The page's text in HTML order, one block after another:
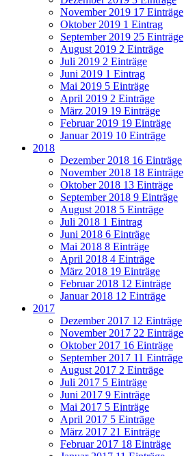
November 2019 17 Einträge
Oktober 2019 1 Eintrag
September 2019 25 Einträge
August 2019 2 Einträge
Juli 2019 2 Einträge
Juni 2019 1 Eintrag
Mai 2019 5 Einträge
April 2019 2 Einträge
März 2019 19 Einträge
Februar 2019 19 Einträge
Januar 2019 10 Einträge
2018
Dezember 2018 16 Einträge
November 2018 18 Einträge
Oktober 2018 13 Einträge
September 2018 9 Einträge
August 2018 5 Einträge
Juli 2018 1 Eintrag
Juni 2018 6 Einträge
Mai 2018 8 Einträge
April 2018 4 Einträge
März 2018 19 Einträge
Februar 2018 12 Einträge
Januar 2018 12 Einträge
2017
Dezember 2017 12 Einträge
November 2017 22 Einträge
Oktober 2017 16 Einträge
September 2017 11 Einträge
August 2017 2 Einträge
Juli 2017 5 Einträge
Juni 2017 9 Einträge
Mai 2017 5 Einträge
April 2017 5 Einträge
März 2017 21 Einträge
Februar 2017 18 Einträge